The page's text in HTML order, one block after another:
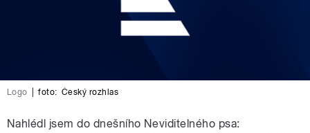
Logo foto: Český rozhlas
Nahlédl jsem do dnešního Neviditelného psa: